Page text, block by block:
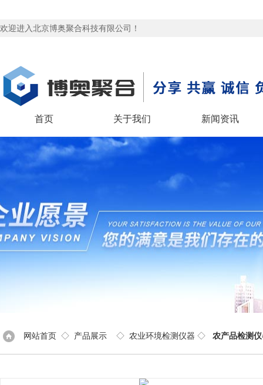
欢迎进入北京博奥聚合科技有限公司！
首页 关于我们 新闻资讯
网站首页 ◇ 产品展示 ◇ 农业环境检测仪器 ◇ 农产品检测